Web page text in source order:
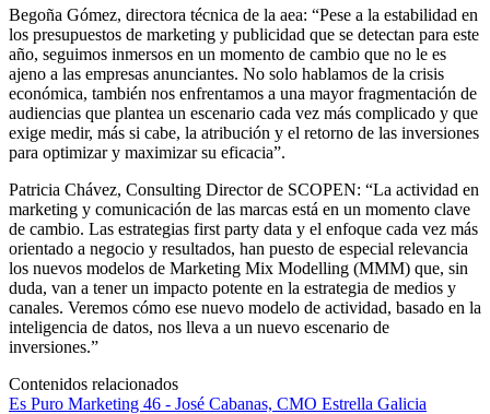
Begoña Gómez, directora técnica de la aea: “Pese a la estabilidad en
los presupuestos de marketing y publicidad que se detectan para este
año, seguimos inmersos en un momento de cambio que no le es
ajeno a las empresas anunciantes. No solo hablamos de la crisis
económica, también nos enfrentamos a una mayor fragmentación de
audiencias que plantea un escenario cada vez más complicado y que
exige medir, más si cabe, la atribución y el retorno de las inversiones
para optimizar y maximizar su eficacia”.
Patricia Chávez, Consulting Director de SCOPEN: “La actividad en
marketing y comunicación de las marcas está en un momento clave
de cambio. Las estrategias first party data y el enfoque cada vez más
orientado a negocio y resultados, han puesto de especial relevancia
los nuevos modelos de Marketing Mix Modelling (MMM) que, sin
duda, van a tener un impacto potente en la estrategia de medios y
canales. Veremos cómo ese nuevo modelo de actividad, basado en la
inteligencia de datos, nos lleva a un nuevo escenario de
inversiones.”
Contenidos relacionados
Es Puro Marketing 46 - José Cabanas, CMO Estrella Galicia